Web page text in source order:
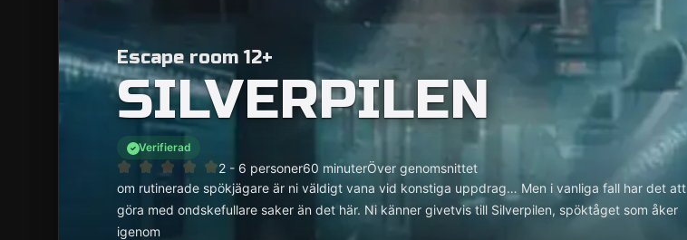
Escape room 12+
SILVERPILEN
Verifierad
2 - 6 personer60 minuterÖver genomsnittet
om rutinerade spökjägare är ni väldigt vana vid konstiga uppdrag… Men i vanliga fall har det att
göra med ondskefullare saker än det här. Ni känner givetvis till Silverpilen, spöktåget som åker
igenom